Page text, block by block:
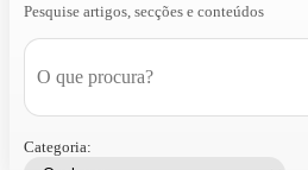
Pesquise artigos, secções e conteúdos
Categoria: